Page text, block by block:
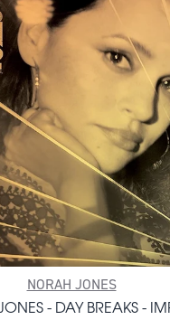
NORAH JONES
- DAY BREAKS -